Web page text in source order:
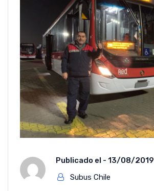
Publicado el - 13/08/2019
Subus Chile